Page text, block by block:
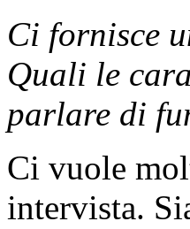
Ci fornisce
Quali le
parlare di
Ci vuole
intervista.